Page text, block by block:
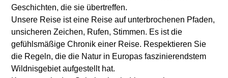
Geschichten, die sie übertreffen.
Unsere Reise ist eine Reise auf unterbrochenen Pfaden,
unsicheren Zeichen, Rufen, Stimmen. Es ist die
gefühlsmäßige Chronik einer Reise. Respektieren Sie
die Regeln, die die Natur in Europas faszinierendstem
Wildnisgebiet aufgestellt hat.